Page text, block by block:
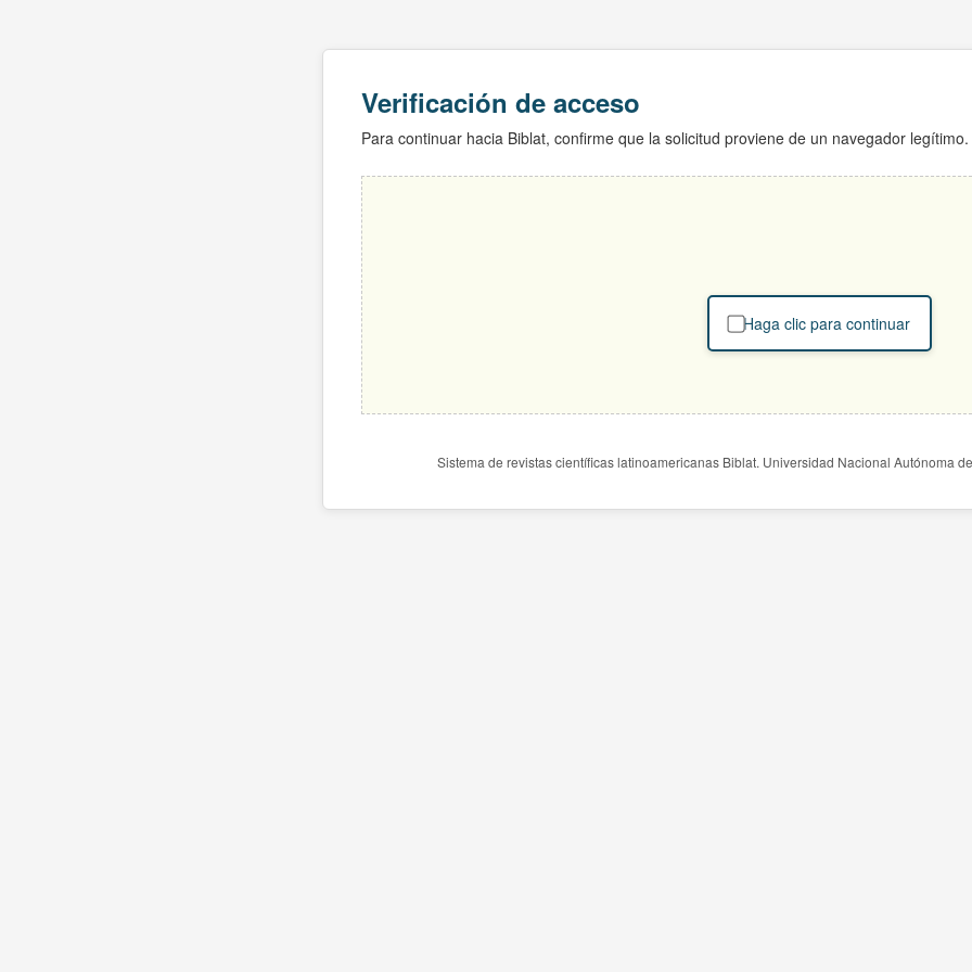
Verificación de acceso
Para continuar hacia Biblat, confirme que la solicitud proviene de un navegador legítimo.
Haga clic para continuar
Sistema de revistas científicas latinoamericanas Biblat. Universidad Nacional Autónoma